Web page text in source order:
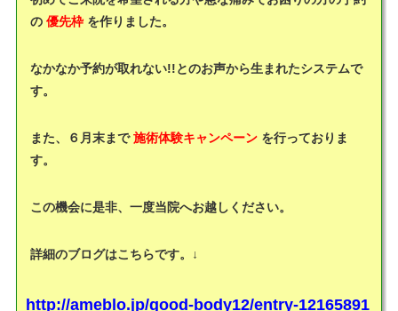
の優先枠 を作りました。
なかなか予約が取れない!!とのお声から生まれたシステムで
す。
また、６月末まで施術体験キャンペーン を行っておりま
す。
この機会に是非、一度当院へお越しください。
詳細のブログはこちらです。↓
http://ameblo.jp/good-body12/entry-12165891